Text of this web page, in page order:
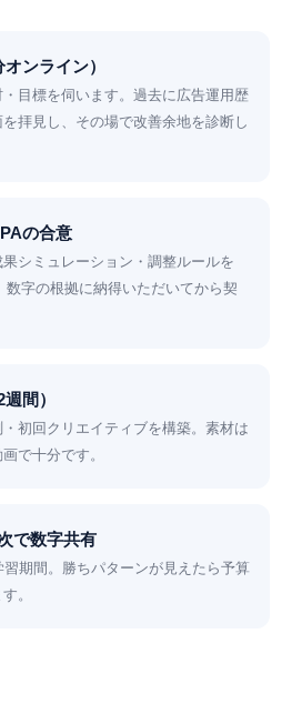
ンライン）
目標を伺います。過去に広告運用歴
拝見し、その場で改善余地を診断し
の合意
シミュレーション・調整ルールを
数字の根拠に納得いただいてから契
間）
初回クリエイティブを構築。素材は
で十分です。
で数字共有
期間。勝ちパターンが見えたら予算
。